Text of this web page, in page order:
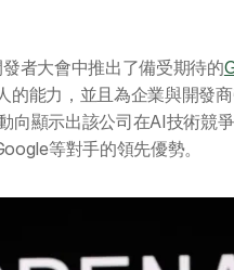
者大會中推出了備受期待的
能力，並且為企業與開發
顯示出該公司在AI技術競
等對手的領先優勢。